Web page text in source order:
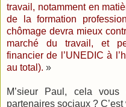
travail, notamment en
de la formation
chômage devra mieux
marché du travail, et
financier de l’UNEDIC à
au total). »
M’sieur Paul, cela
partenaires sociaux ?